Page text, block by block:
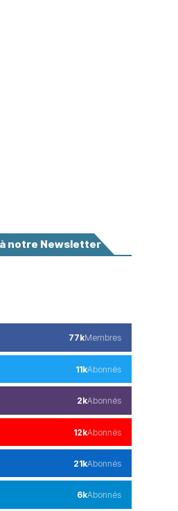
notre Newsletter
77kMembres
11kAbonnés
2kAbonnés
12kAbonnés
21kAbonnés
6kAbonnés